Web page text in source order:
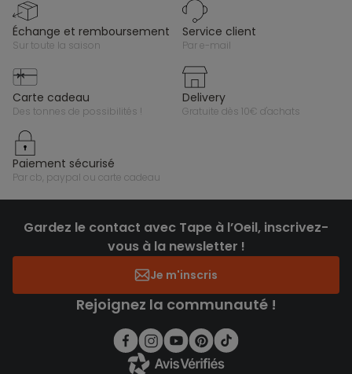
échange et remboursement
sur toute la saison
service client
par e-mail
carte cadeau
des tonnes de possibilités !
delivery
gratuite dès 10€ d'achats
paiement sécurisé
par cb, paypal ou carte cadeau
Gardez le contact avec Tape à l’Oeil, inscrivez-
vous à la newsletter !
Je m'inscris
Rejoignez la communauté !